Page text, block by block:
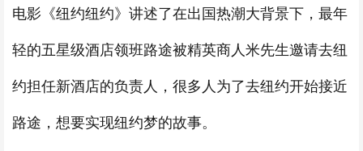
电影《纽约纽约》讲述了在出国热潮大背景下，最年
轻的五星级酒店领班路途被精英商人米先生邀请去纽
约担任新酒店的负责人，很多人为了去纽约开始接近
路途，想要实现纽约梦的故事。